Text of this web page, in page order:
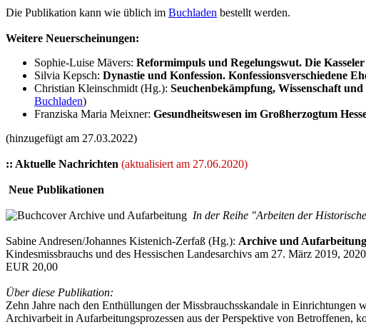
Die Publikation kann wie üblich im Buchladen bestellt werden.
Weitere Neuerscheinungen:
Sophie-Luise Mävers: Reformimpuls und Regelungswut. Die
Silvia Kepsch: Dynastie und Konfession. Konfessionsverschiedene
Christian Kleinschmidt (Hg.): Seuchenbekämpfung, Wissenschaft
Buchladen)
Franziska Maria Meixner: Gesundheitswesen im Großherzogtum
(hinzugefügt am 27.03.2022)
:: Aktuelle Nachrichten (aktualisiert am 27.06.2020)
Neue Publikationen
In der Reihe "Arbeiten der
Sabine Andresen/Johannes Kistenich-Zerfaß (Hg.): Archive und
Kindesmissbrauchs und des Hessischen Landesarchivs am 27. März 2019,
EUR 20,00
Über diese Publikation:
Zehn Jahre nach den Enthüllungen der Missbrauchsskandale in
Archivarbeit in Aufarbeitungsprozessen aus der Perspektive von Betroffenen,